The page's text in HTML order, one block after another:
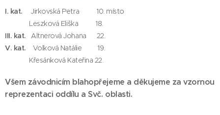
I. kat.
Jirkovská Petra 10. místo
Leszková Eliška 18.
III. kat. Altnerová Johana 22.
V. kat.
Volková Natálie 19.
Křesánková Kateřina 22.
Všem závodnicím blahopřejeme a děkujeme za vzornou
reprezentaci oddílu a Svč. oblasti.